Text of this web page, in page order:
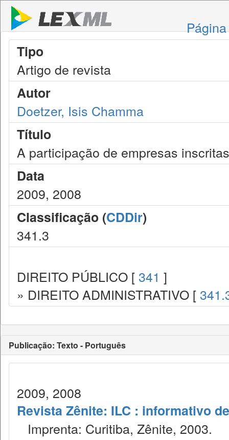
Tipo
Artigo de revista
Autor
Doetzer, Isis Chamma
Título
A participação de empresas
Data
2009, 2008
Classificação (CDDir)
341.3
DIREITO PÚBLICO [ 341 ]
» DIREITO ADMINISTRATIVO [
Publicação: Texto - Português
2009, 2008
Revista Zênite: ILC : informativo
Imprenta: Curitiba, Zênite, 2003.